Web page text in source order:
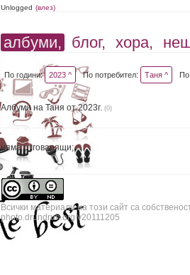
Unlogged (влез)
албуми, блог, хора,
По години: 2023 ^ По потребител: Таня ^
Албуми на Таня от 2023г. (0)
няма отговарящи;
Всички материали на този сайт са
photo.drundrun.org v20111205